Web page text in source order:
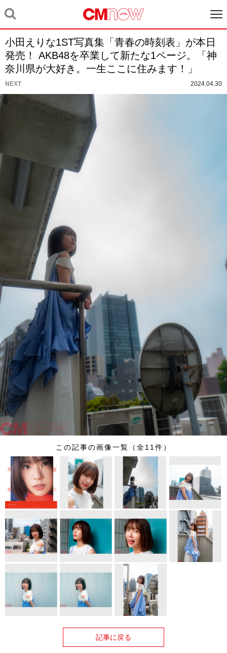
小田えりな1ST写真集「青春の時刻表」が本日
発売！ AKB48を卒業して新たな1ページ。「神
奈川県が大好き。一生ここに住みます！」
NEXT 2024.04.30
この記事の画像一覧（全11件）
記事に戻る